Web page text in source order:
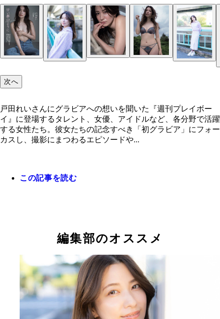
戸田れい
戸田れいデジタル写真集『甘い夢のように』撮影
和孝 価格／1100円（税込）
次へ
戸田れいさんにグラビアへの想いを聞いた『週刊プレイボー
イ』に登場するタレント、女優、アイドルなど、各分野で活躍
する女性たち。彼女たちの記念すべき「初グラビア」にフォー
カスし、撮影にまつわるエピソードや...
この記事を読む
編集部のオススメ